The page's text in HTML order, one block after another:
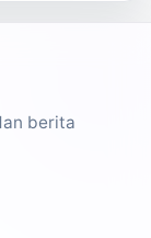
berita